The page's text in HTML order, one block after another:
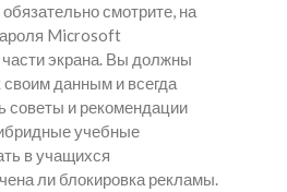
смотрите, на
Microsoft
экрана. Вы должны
своим данным и всегда
советы и рекомендации
учебные
в учащихся
ли блокировка рекламы.